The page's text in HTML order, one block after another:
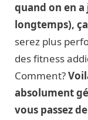
quand on en
longtemps),
serez plus
des fitness
Comment?
absolument
vous passez